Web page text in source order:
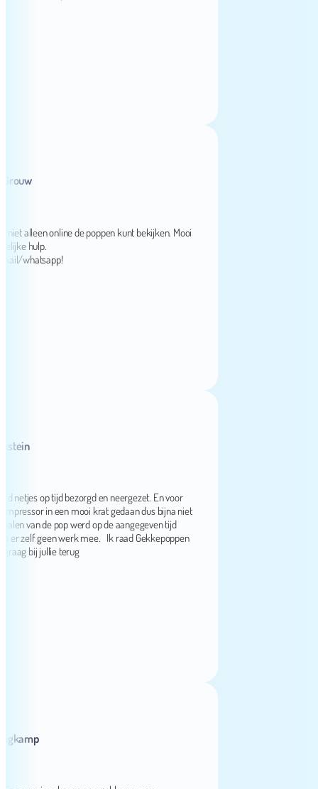
online de poppen kunt bekijken. Mooi
hulp.
op tijd bezorgd en neergezet. En voor
in een mooi krat gedaan dus bijna niet
de pop werd op de aangegeven tijd
geen werk mee. Ik raad Gekkepoppen
bij jullie terug